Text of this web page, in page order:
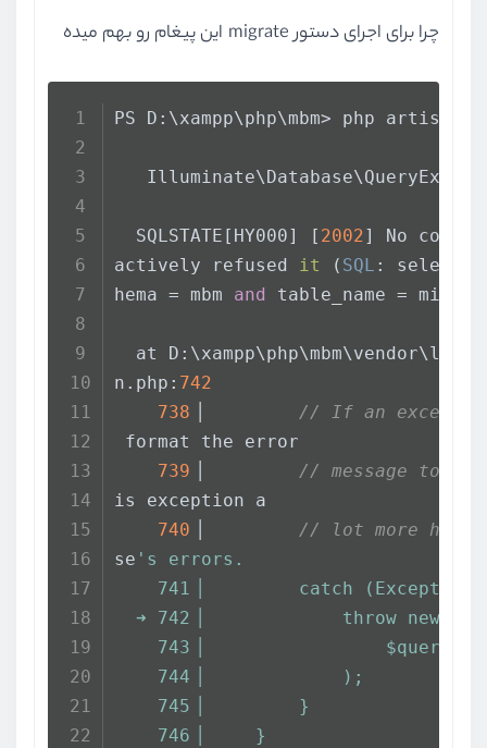
چرا برای اجرای دستور migrate این پیغام رو بهم میده
PS D:\xampp\php\mbm> php
  SQLSTATE[HY000] [
2002] No
actively refused it ( SQL : select
hema = mbm and table_name =
at
n.php: 742
738
// If an
format the error
739
// message to
is exception a
740
// lot more
se 's errors.
741▕         catch (Exception
➜ 742▕             throw new
743▕                 $query,
    744▕             );
    745▕         }
    746▕     }